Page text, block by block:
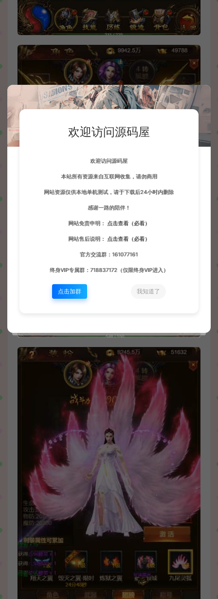
欢迎访问源码屋
欢迎访问源码屋
本站所有资源来自互联网收集，请勿商用
网站资源仅供本地单机测试，请于下载后24小时内删除
感谢一路的陪伴！
网站免责申明： 点击查看（必看）
网站售后说明： 点击查看（必看）
官方交流群：161077161
终身VIP专属群：718837172（仅限终身VIP进入）
点击加群 我知道了